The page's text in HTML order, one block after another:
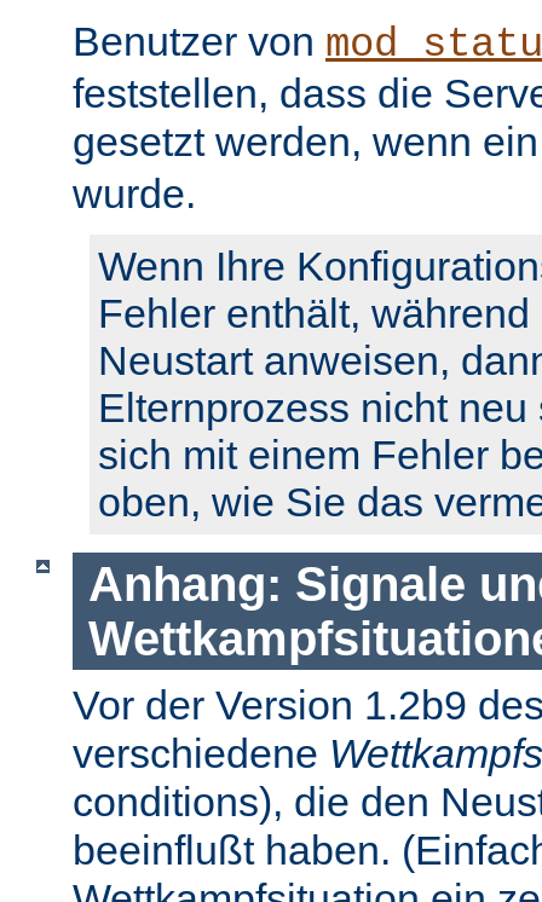
Benutzer von
feststellen, dass die
gesetzt werden, wenn
wurde.
Wenn Ihre
Fehler enthält,
Neustart anweisen,
Elternprozess nicht
sich mit einem Fehler
oben, wie Sie das
Anhang: Signale
Vor der Version 1.2b9
verschiedene
conditions), die den
beeinflußt haben.